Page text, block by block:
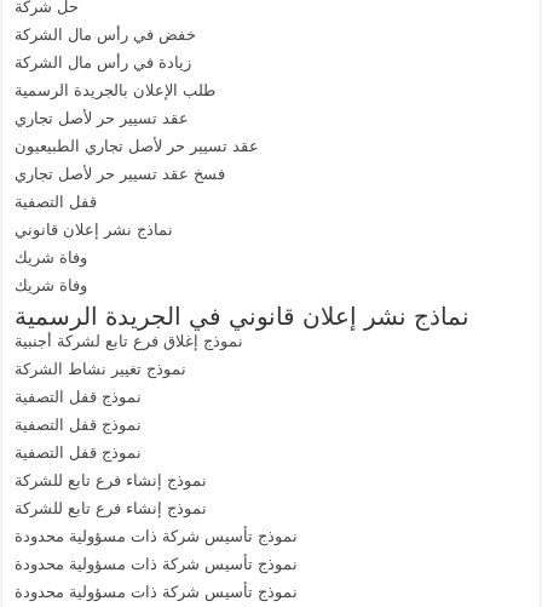
حل شركة
خفض في رأس مال الشركة
زيادة في رأس مال الشركة
طلب الإعلان بالجريدة الرسمية
عقد تسيير حر لأصل تجاري
عقد تسيير حر لأصل تجاري الطبيعيون
فسخ عقد تسيير حر لأصل تجاري
قفل التصفية
نماذج نشر إعلان قانوني
وفاة شريك
وفاة شريك
نماذج نشر إعلان قانوني في الجريدة الرسمية
نموذج إغلاق فرع تابع لشركة أجنبية
نموذج تغيير نشاط الشركة
نموذج قفل التصفية
نموذج قفل التصفية
نموذج قفل التصفية
نموذج إنشاء فرع تابع للشركة
نموذج إنشاء فرع تابع للشركة
نموذج تأسيس شركة ذات مسؤولية محدودة
نموذج تأسيس شركة ذات مسؤولية محدودة
نموذج تأسيس شركة ذات مسؤولية محدودة